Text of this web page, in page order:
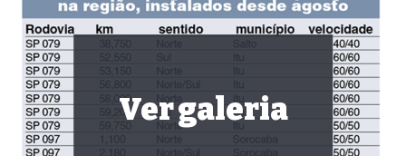
Ver galeria